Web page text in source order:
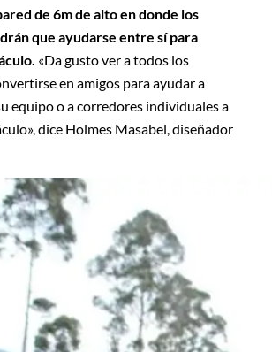
de 6m de alto en donde los
que ayudarse entre sí para
«Da gusto ver a todos los
en amigos para ayudar a
equipo o a corredores individuales a
dice Holmes Masabel, diseñador